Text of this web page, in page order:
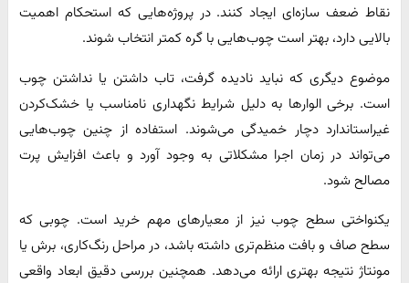
نقاط ضعف سازه‌ای ایجاد کنند. در پروژه‌هایی که استحکام اهمیت
بالایی دارد، بهتر است چوب‌هایی با گره کمتر انتخاب شوند.
موضوع دیگری که نباید نادیده گرفت، تاب داشتن یا نداشتن چوب
است. برخی الوارها به دلیل شرایط نگهداری نامناسب یا خشک‌کردن
غیراستاندارد دچار خمیدگی می‌شوند. استفاده از چنین چوب‌هایی
می‌تواند در زمان اجرا مشکلاتی به وجود آورد و باعث افزایش پرت
مصالح شود.
یکنواختی سطح چوب نیز از معیارهای مهم خرید است. چوبی که
سطح صاف و بافت منظم‌تری داشته باشد، در مراحل رنگ‌کاری، برش یا
مونتاژ نتیجه بهتری ارائه می‌دهد. همچنین بررسی دقیق ابعاد واقعی